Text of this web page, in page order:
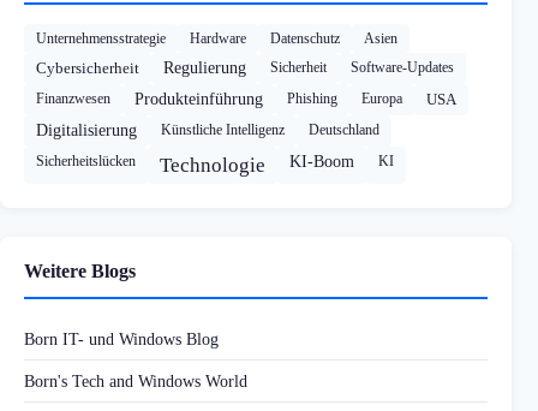
Unternehmensstrategie Hardware Datenschutz Asien
Cybersicherheit Regulierung Sicherheit
Software-Updates
Finanzwesen
Produkteinführung Phishing Europa
USA
Digitalisierung
Künstliche Intelligenz
Deutschland
Sicherheitslücken
Technologie KI-Boom KI
Weitere Blogs
Born IT- und Windows Blog
Born's Tech and Windows World